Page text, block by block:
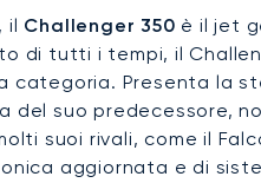
il Challenger 350 è il jet
di tutti i tempi, il
categoria. Presenta la
del suo predecessore,
suoi rivali, come il
aggiornata e di